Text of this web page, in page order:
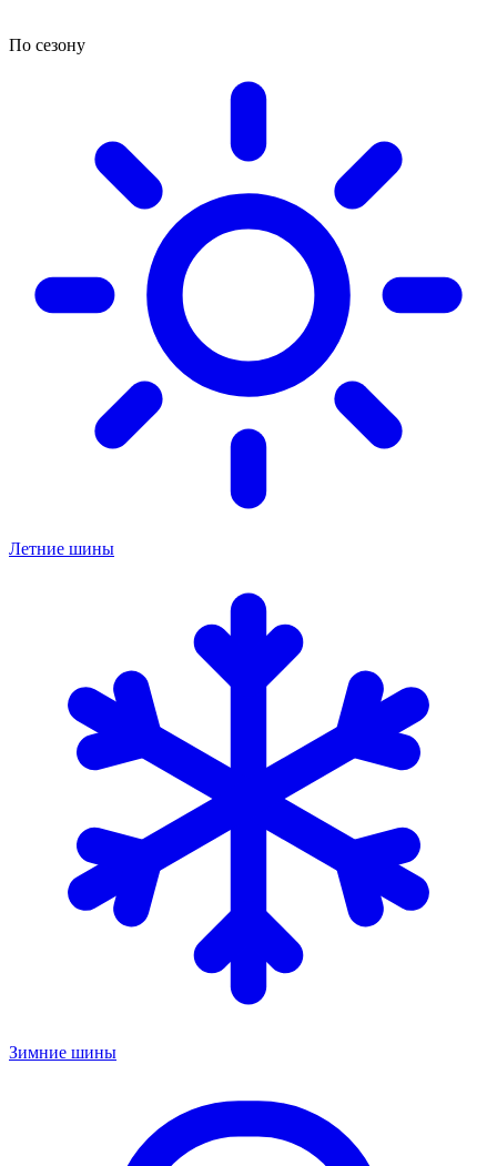
По сезону
Летние шины
Зимние шины